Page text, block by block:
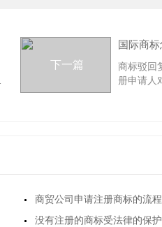
下一篇
商标驳回
册申请人
的原申请